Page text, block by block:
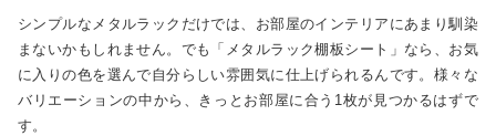
シンプルなメタルラックだけでは、お部屋のインテリアにあまり馴染
まないかもしれません。でも「メタルラック棚板シート」なら、お気
に入りの色を選んで自分らしい雰囲気に仕上げられるんです。様々な
バリエーションの中から、きっとお部屋に合う1枚が見つかるはずで
す。